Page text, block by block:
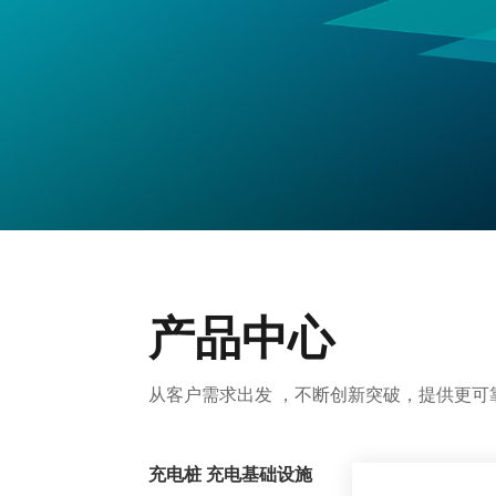
产品中心
从客户需求出发 ，不断创新突破，提供更可
充电桩 充电基础设施